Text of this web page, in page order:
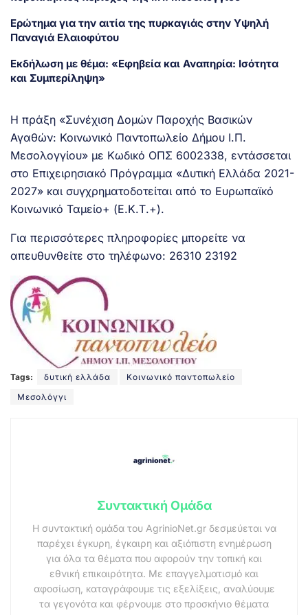
Ερώτημα για την αιτία της πυρκαγιάς στην Υψηλή
Παναγιά Ελαιοφύτου
Εκδήλωση με θέμα: «Εφηβεία και Αναπηρία: Ισότητα
και Συμπερίληψη»
Η πράξη «Συνέχιση Δομών Παροχής Βασικών
Αγαθών: Κοινωνικό Παντοπωλείο Δήμου Ι.Π.
Μεσολογγίου» με Κωδικό ΟΠΣ 6002338, εντάσσεται
στο Επιχειρησιακό Πρόγραμμα «Δυτική Ελλάδα 2021-
2027» και συγχρηματοδοτείται από το Ευρωπαϊκό
Κοινωνικό Ταμείο+ (Ε.Κ.Τ.+).
Για περισσότερες πληροφορίες μπορείτε να
απευθυνθείτε στο τηλέφωνο: 26310 23192
Tags: δυτική ελλάδα
Κοινωνικό παντοπωλείο
Μεσολόγγι
Συντακτική Ομάδα
Η συντακτική ομάδα του AgrinioNet.gr δεσμεύεται να
παρέχει έγκυρη, έγκαιρη και αξιόπιστη ενημέρωση
για όλα τα θέματα που αφορούν την τοπική και
εθνική επικαιρότητα. Με επαγγελματισμό και
αφοσίωση, καταγράφουμε τις εξελίξεις, αναλύουμε
τα γεγονότα και φέρνουμε στο προσκήνιο θέματα